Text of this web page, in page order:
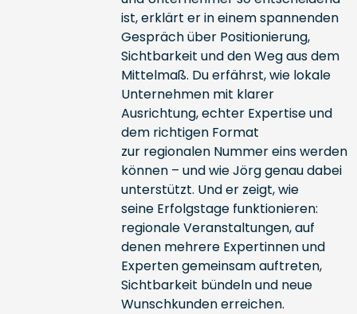
ist, erklärt er in einem spannenden
Gespräch über Positionierung,
Sichtbarkeit und den Weg aus dem
Mittelmaß. Du erfährst, wie lokale
Unternehmen mit klarer
Ausrichtung, echter Expertise und
dem richtigen Format
zur regionalen Nummer eins werden
können – und wie Jörg genau dabei
unterstützt. Und er zeigt, wie
seine Erfolgstage funktionieren:
regionale Veranstaltungen, auf
denen mehrere Expertinnen und
Experten gemeinsam auftreten,
Sichtbarkeit bündeln und neue
Wunschkunden erreichen.